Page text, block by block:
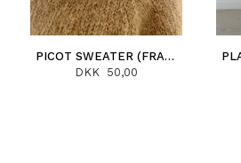
PICOT SWEATER (FRANCAIS)
DKK 50,00